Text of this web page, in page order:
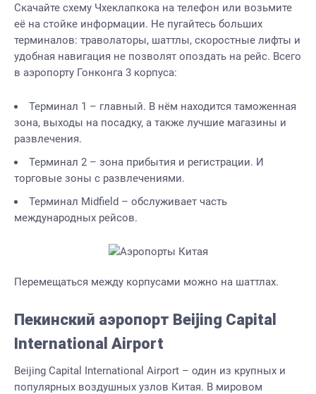
Скачайте схему Чхеклапкока на телефон или возьмите
её на стойке информации. Не пугайтесь больших
терминалов: траволаторы, шаттлы, скоростные лифты и
удобная навигация не позволят опоздать на рейс. Всего
в аэропорту Гонконга 3 корпуса:
Терминал 1 – главный. В нём находится таможенная
зона, выходы на посадку, а также лучшие магазины и
развлечения.
Терминал 2 – зона прибытия и регистрации. И
торговые зоны с развлечениями.
Терминал Midfield – обслуживает часть
международных рейсов.
Перемещаться между корпусами можно на шаттлах.
Пекинский аэропорт Beijing Capital
International Airport
Beijing Capital International Airport – один из крупных и
популярных воздушных узлов Китая. В мировом